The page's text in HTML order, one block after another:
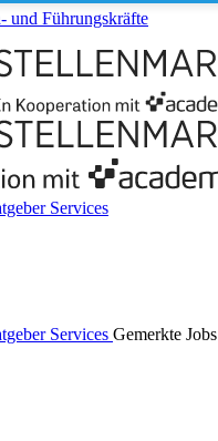
und Führungskräfte
Services
Services Gemerkte Jobs